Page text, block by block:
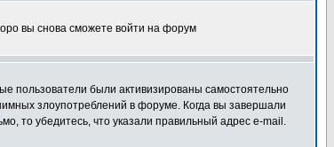
вы снова сможете войти на форум
пользователи были активизированы самостоятельно
злоупотреблений в форуме. Когда вы завершали
то убедитесь, что указали правильный адрес e-mail.